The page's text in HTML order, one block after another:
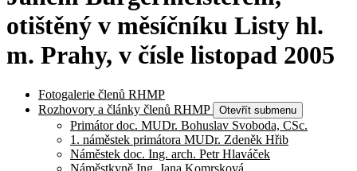
otištěný v měsíčníku Listy hl.
m. Prahy, v čísle listopad 2005
Fotogalerie členů RHMP
Rozhovory a články členů RHMP
Otevřít submenu
Primátor doc. MUDr. Bohuslav Svoboda, CSc.
1. náměstek primátora MUDr. Zdeněk Hřib
Náměstek doc. Ing. arch. Petr Hlaváček
Náměstkyně Ing. Jana Komrsková